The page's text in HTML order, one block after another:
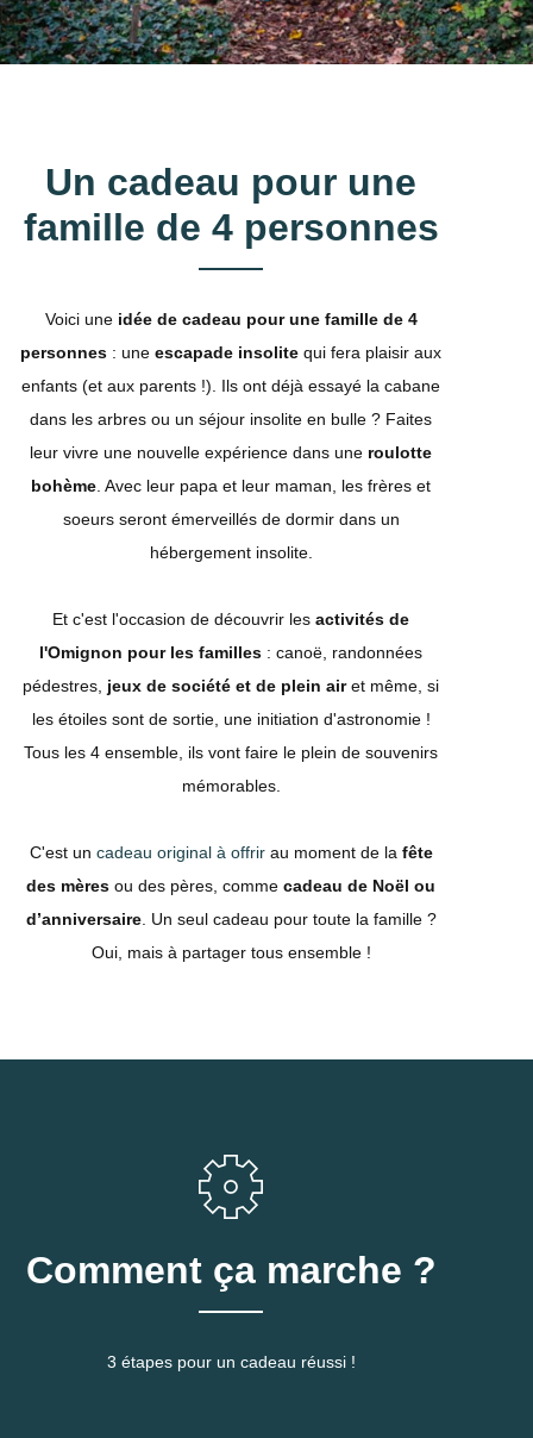
Un cadeau pour une
famille de 4 personnes
Voici une idée de cadeau pour une famille de 4
personnes : une escapade insolite qui fera plaisir aux
enfants (et aux parents !). Ils ont déjà essayé la cabane
dans les arbres ou un séjour insolite en bulle ? Faites
leur vivre une nouvelle expérience dans une roulotte
bohème . Avec leur papa et leur maman, les frères et
soeurs seront émerveillés de dormir dans un
hébergement insolite.
Et c'est l'occasion de découvrir les activités de
l'Omignon pour les familles : canoë, randonnées
pédestres, jeux de société et de plein airet même, si
les étoiles sont de sortie, une initiation d'astronomie !
Tous les 4 ensemble, ils vont faire le plein de souvenirs
mémorables.
C'est un cadeau original à offrirau moment de la fête
des mères ou des pères, comme cadeau de Noël ou
d’anniversaire. Un seul cadeau pour toute la famille ?
Comment ça marche ?
3 étapes pour un cadeau réussi !